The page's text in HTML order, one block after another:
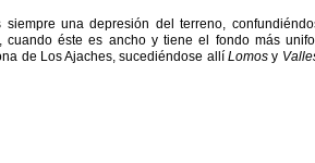
una depresión del terreno,
cuando éste es ancho y tiene el fondo más
de Los Ajaches, sucediéndose allíLomos y